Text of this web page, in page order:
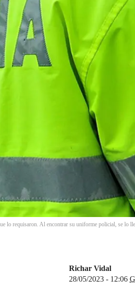
lo requisaron. Al encontrar su uniforme policial, se lo
Richar Vidal
28/05/2023 - 12:06